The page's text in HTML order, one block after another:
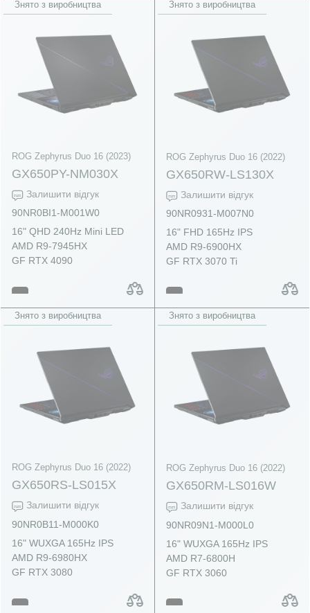
Знято з виробництва
ROG Zephyrus Duo 16 (2023)
GX650PY-NM030X
Залишити відгук
90NR0BI1-M001W0
16" QHD 240Hz Mini LED
AMD R9-7945HX
GF RTX 4090
Знято з виробництва
ROG Zephyrus Duo 16 (2022)
GX650RW-LS130X
Залишити відгук
90NR0931-M007N0
16" FHD 165Hz IPS
AMD R9-6900HX
GF RTX 3070 Ti
Знято з виробництва
ROG Zephyrus Duo 16 (2022)
GX650RS-LS015X
Залишити відгук
90NR0B11-M000K0
16" WUXGA 165Hz IPS
AMD R9-6980HX
GF RTX 3080
Знято з виробництва
ROG Zephyrus Duo 16 (2022)
GX650RM-LS016W
Залишити відгук
90NR09N1-M000L0
16" WUXGA 165Hz IPS
AMD R7-6800H
GF RTX 3060